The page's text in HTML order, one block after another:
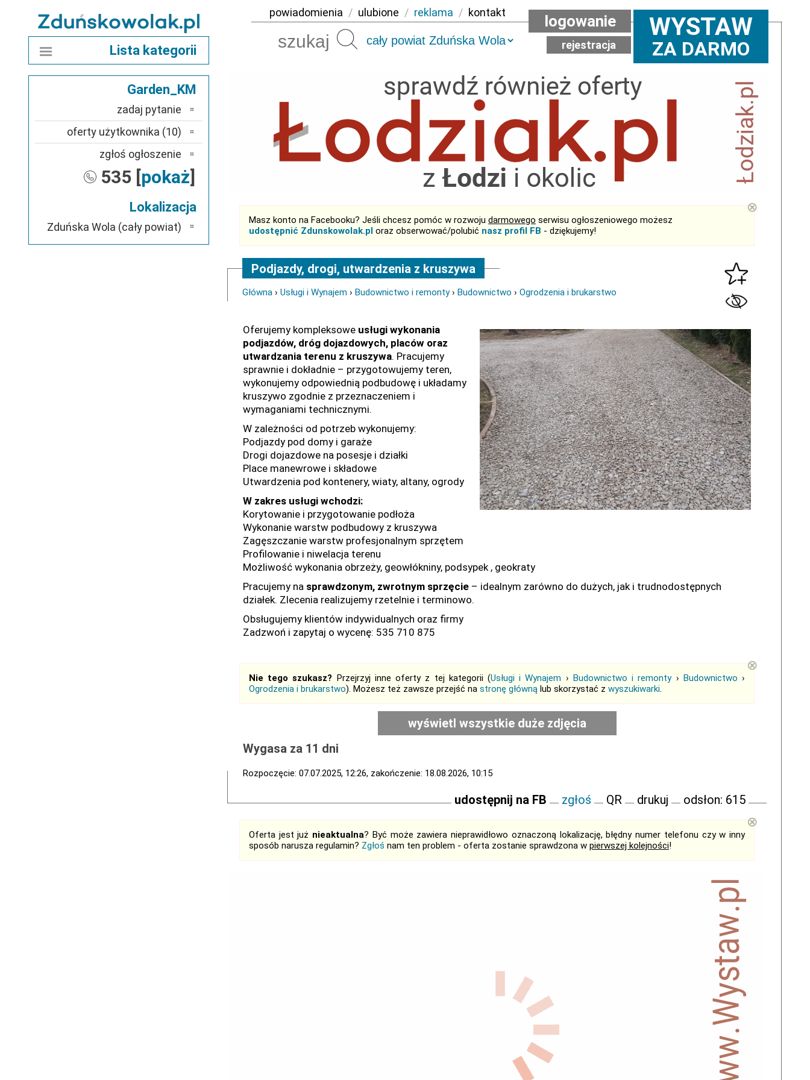
powiadomienia / ulubione / reklama / kontakt
Szukaj WYSTAW
ZA DARMO
logowanie
rejestracja
Masz konto na Facebooku? Jeśli chcesz pomóc w rozwoju darmowego serwisu ogłoszeniowego możesz
udostępnić Zdunskowolak.pl oraz obserwować/polubić nasz profil FB - dziękujemy!
⊗
Podjazdy, drogi, utwardzenia z kruszywa
Główna › Usługi i Wynajem › Budownictwo i remonty› Budownictwo › Ogrodzenia i brukarstwo
Oferujemy kompleksowe usługi wykonania
podjazdów, dróg dojazdowych, placów oraz
utwardzania terenu z kruszywa. Pracujemy
sprawnie i dokładnie – przygotowujemy teren,
wykonujemy odpowiednią podbudowę i układamy
kruszywo zgodnie z przeznaczeniem i
wymaganiami technicznymi.
W zależności od potrzeb wykonujemy:
Podjazdy pod domy i garaże
Drogi dojazdowe na posesje i działki
Place manewrowe i składowe
Utwardzenia pod kontenery, wiaty, altany, ogrody
W zakres usługi wchodzi:
Korytowanie i przygotowanie podłoża
Wykonanie warstw podbudowy z kruszywa
Zagęszczanie warstw profesjonalnym sprzętem
Profilowanie i niwelacja terenu
Możliwość wykonania obrzeży, geowłókniny, podsypek , geokraty
Pracujemy na sprawdzonym, zwrotnym sprzęcie – idealnym zarówno do dużych, jak i trudnodostępnych
działek. Zlecenia realizujemy rzetelnie i terminowo.
Obsługujemy klientów indywidualnych oraz firmy
Zadzwoń i zapytaj o wycenę: 535 710 875
Nie tego szukasz? Przejrzyj inne oferty z tej kategorii (Usługi i Wynajem › Budownictwo i remonty› Budownictwo ›
Ogrodzenia i brukarstwo). Możesz też zawsze przejść na stronę główną lub skorzystać z wyszukiwarki.
⊗
wyświetl wszystkie duże zdjęcia
Wygasa za 11 dni
Rozpoczęcie: 07.07.2025, 12:26, zakończenie: 18.08.2026, 10:15
udostępnij na FB zgłoś QR drukuj odsłon: 615
Oferta jest już nieaktualna? Być może zawiera nieprawidłowo oznaczoną lokalizację, błędny numer telefonu czy w inny
sposób narusza regulamin? Zgłoś nam ten problem - oferta zostanie sprawdzona w pierwszej kolejności!
⊗
Lista kategorii
Garden_KM
zadaj pytanie
oferty użytkownika (10)
zgłoś ogłoszenie
535 [pokaż]
Lokalizacja
Zduńska Wola (cały powiat)